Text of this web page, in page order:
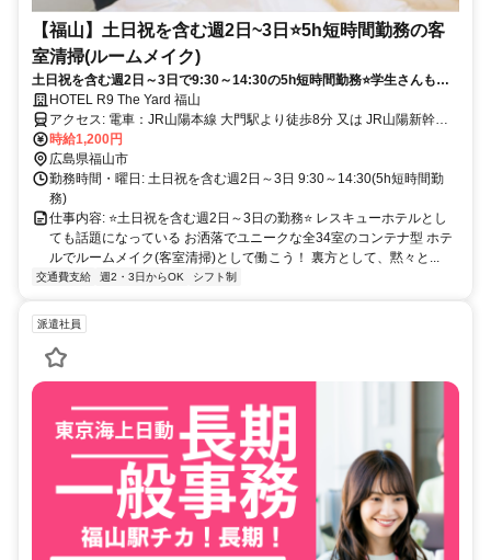
【福山】土日祝を含む週2日~3日⭐5h短時間勤務の客
室清掃(ルームメイク)
土日祝を含む週2日～3日で9:30～14:30の5h短時間勤務⭐学生さんも積
極採用！Wワーカーさんにピッタリ
HOTEL R9 The Yard 福山
アクセス: 電車：JR山陽本線 大門駅より徒歩8分 又は JR山陽新幹線
福山駅より車で20分 自動車：山陽自動車道 福山東ICより車で13分 笠
岡より車で16分
時給1,200円
広島県福山市
勤務時間・曜日: 土日祝を含む週2日～3日 9:30～14:30(5h短時間勤
務)
仕事内容: ⭐土日祝を含む週2日～3日の勤務⭐ レスキューホテルとし
ても話題になっている お洒落でユニークな全34室のコンテナ型 ホテ
ルでルームメイク(客室清掃)として働こう！ 裏方として、黙々と...
交通費支給 週2・3日からOK シフト制
派遣社員